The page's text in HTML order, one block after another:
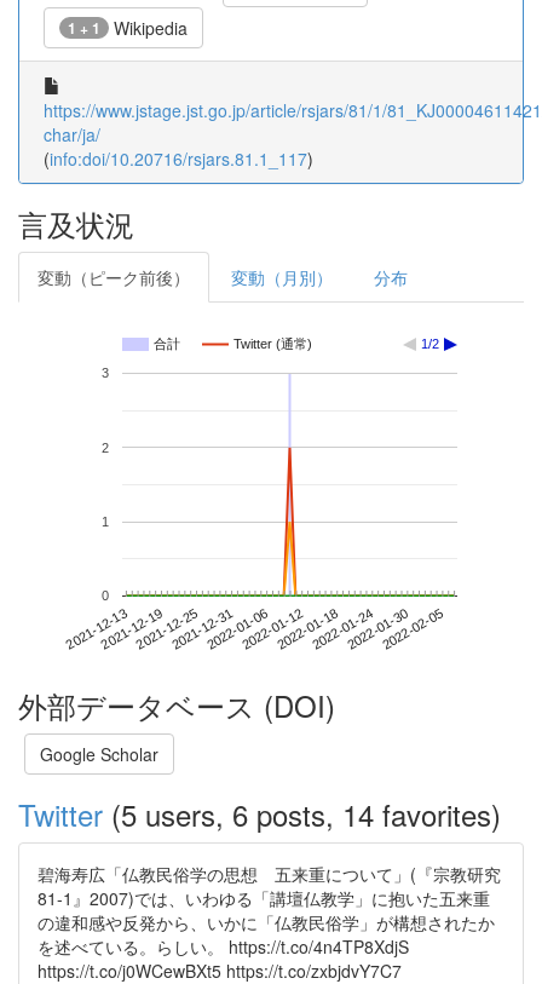
1 + 1 Wikipedia
https://www.jstage.jst.go.jp/article/rsjars/81/1/
char/ja/
(info:doi/10.20716/rsjars.81.1_117)
言及状況
変動（ピーク前後） 変動（月別） 分布
合計 Twitter (通常) 1/2
2021-12-132021-12-192021-12-252021-12-312022-01-062022-01-122022-01-182022-01-242022-01-302022-02-05
0
1
2
3
外部データベース (DOI)
Google Scholar
Twitter (5 users, 6 posts, 14 favorites)
碧海寿広「仏教民俗学の思想 五来重について」(『宗教研究
81-1』2007)では、いわゆる「講壇仏教学」に抱いた五来重
の違和感や反発から、いかに「仏教民俗学」が構想されたか
を述べている。らしい。 https://t.co/4n4TP8XdjS
https://t.co/j0WCewBXt5 https://t.co/zxbjdvY7C7